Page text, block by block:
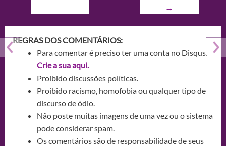
→
REGRAS DOS COMENTÁRIOS:
Para comentar é preciso ter uma conta no Disqus.
Crie a sua aqui.
Proibido discussões políticas.
Proibido racismo, homofobia ou qualquer tipo de
discurso de ódio.
Não poste muitas imagens de uma vez ou o sistema
pode considerar spam.
Os comentários são de responsabilidade de seus